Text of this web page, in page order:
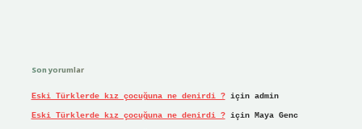
Son yorumlar
Eski Türklerde kız çocuğuna ne denirdi ?için admin
Eski Türklerde kız çocuğuna ne denirdi ?için Maya Genc